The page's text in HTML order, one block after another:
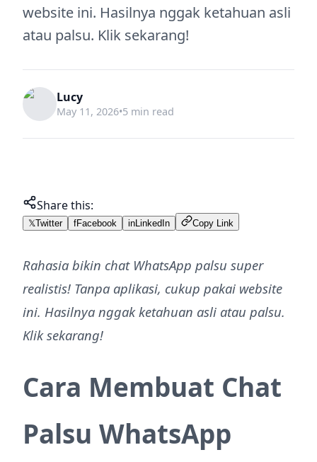
website ini. Hasilnya nggak ketahuan asli
atau palsu. Klik sekarang!
Lucy
May 11, 2026•5 min read
Share this:
𝕏Twitter fFacebook in LinkedIn Copy Link
Rahasia bikin chat WhatsApp palsu super
realistis! Tanpa aplikasi, cukup pakai website
ini. Hasilnya nggak ketahuan asli atau palsu.
Klik sekarang!
Cara Membuat Chat
Palsu WhatsApp